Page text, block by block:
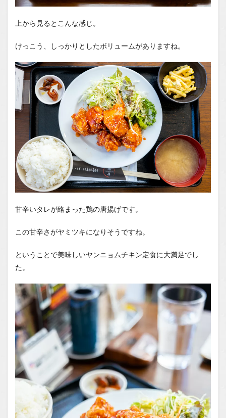
上から見るとこんな感じ。
けっこう、しっかりとしたボリュームがありますね。
甘辛いタレが絡まった鶏の唐揚げです。
この甘辛さがヤミツキになりそうですね。
ということで美味しいヤンニョムチキン定食に大満足でし
た。